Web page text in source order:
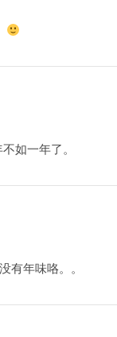
如一年了。
有年味咯。。